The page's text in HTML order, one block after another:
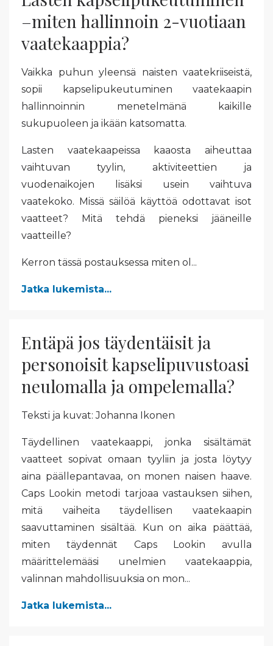
–miten hallinnoin 2-vuotiaan
vaatekaappia?
Vaikka puhun yleensä naisten vaatekriiseistä,
sopii kapselipukeutuminen vaatekaapin
hallinnoinnin menetelmänä kaikille
sukupuoleen ja ikään katsomatta.
Lasten vaatekaapeissa kaaosta aiheuttaa
vaihtuvan tyylin, aktiviteettien ja
vuodenaikojen lisäksi usein vaihtuva
vaatekoko. Missä säilöä käyttöä odottavat isot
vaatteet? Mitä tehdä pieneksi jääneille
vaatteille?
Kerron tässä postauksessa miten ol...
Jatka lukemista...
Entäpä jos täydentäisit ja
personoisit kapselipuvustoasi
neulomalla ja ompelemalla?
Teksti ja kuvat: Johanna Ikonen
Täydellinen vaatekaappi, jonka sisältämät
vaatteet sopivat omaan tyyliin ja josta löytyy
aina päällepantavaa, on monen naisen haave.
Caps Lookin metodi tarjoaa vastauksen siihen,
mitä vaiheita täydellisen vaatekaapin
saavuttaminen sisältää. Kun on aika päättää,
miten täydennät Caps Lookin avulla
määrittelemääsi unelmien vaatekaappia,
valinnan mahdollisuuksia on mon...
Jatka lukemista...